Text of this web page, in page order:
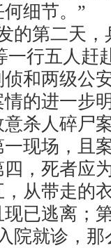
细节。”
第二天，
行五人赶
和两级公
的进一步
杀人碎尸
现场，且
，死者应
从带走的
已逃离；
院就诊，